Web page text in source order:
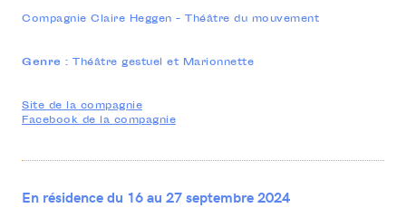
INFOS PRATIQUES
Compagnie Claire Heggen - Théâtre du mouvement
Genre : Théâtre gestuel et Marionnette
Site de la compagnie
Facebook de la compagnie
En résidence du 16 au 27 septembre 2024